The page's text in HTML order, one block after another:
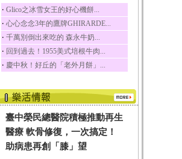
五味子
五味子性質溫熱所含營
養成分有揮發油、檸...
草魚
草魚含有維生素A、維生
素C、及豐富的蛋白...
‧ Glico之冰雪女王的好心機餅...
‧ 心心念念3年的鷹牌GHIRARDE...
‧ 千萬別倒出來吃的 森永牛奶...
‧ 回到過去！1955美式培根牛肉...
‧ 慶中秋！好丘的「老外月餅」...
臺中榮民總醫院積極推動再生
醫療 軟骨修復，一次搞定！
助病患再創「膝」望